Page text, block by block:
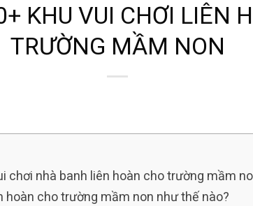
KHU VUI CHƠI LIÊN
TRƯỜNG MẦM NON
chơi nhà banh liên hoàn cho trường mầm
hoàn cho trường mầm non như thế nào?